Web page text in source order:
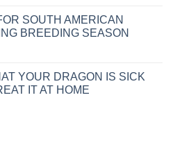
SOUTH AMERICAN
BREEDING SEASON
YOUR DRAGON IS SICK
IT AT HOME